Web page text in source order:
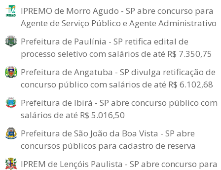
IPREMO de Morro Agudo - SP abre concurso para
Agente de Serviço Público e Agente Administrativo
Prefeitura de Paulínia - SP retifica edital de
processo seletivo com salários de até R$ 7.350,75
Prefeitura de Angatuba - SP divulga retificação de
concurso público com salários de até R$ 6.102,68
Prefeitura de Ibirá - SP abre concurso público com
salários de até R$ 5.016,50
Prefeitura de São João da Boa Vista - SP abre
concursos públicos para cadastro de reserva
IPREM de Lençóis Paulista - SP abre concurso para